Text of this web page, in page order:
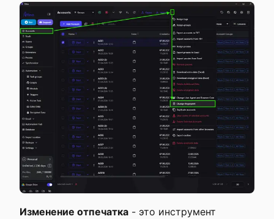
Изменение отпечатка - это инструмент